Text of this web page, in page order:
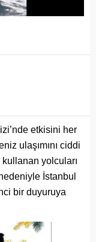
etkisini her
ulaşımını ciddi
kullanan yolcuları
İstanbul
bir duyuruya